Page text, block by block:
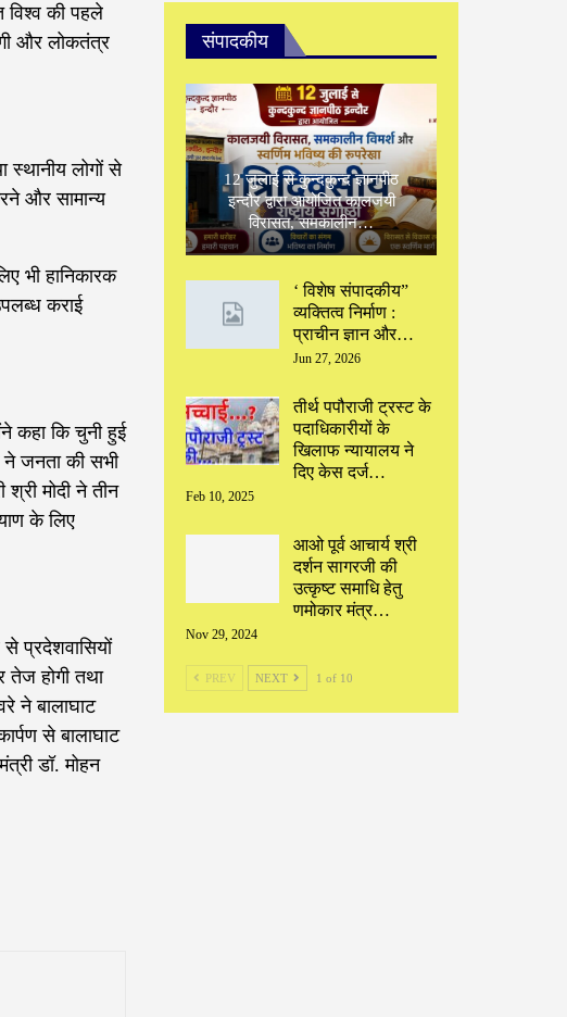
की पहले
और लोकतंत्र
स्थानीय लोगों से
और सामान्य
भी हानिकारक
कराई
कहा कि चुनी हुई
ने जनता की सभी
मोदी ने तीन
के लिए
प्रदेशवासियों
तेज होगी तथा
ने बालाघाट
से बालाघाट
डॉ. मोहन
संपादकीय
12 जुलाई से कुन्दकुन्द ज्ञानपीठ
इन्दौर द्वारा आयोजित कालजयी
विरासत, समकालीन…
‘ विशेष संपादकीय”
‌व्यक्तित्व निर्माण :
प्राचीन ज्ञान और…
Jun 27, 2026
तीर्थ पपौराजी ट्रस्ट के
पदाधिकारीयों के
खिलाफ न्यायालय ने
दिए केस दर्ज…
Feb 10, 2025
आओ पूर्व आचार्य श्री
दर्शन सागरजी की
उत्कृष्ट समाधि हेतु
णमोकार मंत्र…
Nov 29, 2024
PREV NEXT 1 of 10